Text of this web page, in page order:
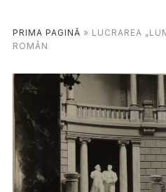
PRIMA PAGINĂ » LUCRAREA
ROMÂN